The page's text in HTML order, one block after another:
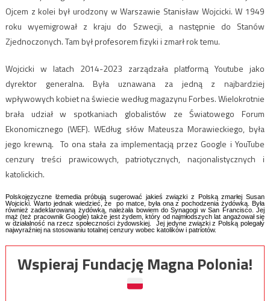
Ojcem z kolei był urodzony w Warszawie Stanisław Wojcicki. W 1949
roku wyemigrował z kraju do Szwecji, a następnie do Stanów
Zjednoczonych. Tam był profesorem fizyki i zmarł rok temu.
Wojcicki w latach 2014-2023 zarządzała platformą Youtube jako
dyrektor generalna. Była uznawana za jedną z najbardziej
wpływowych kobiet na świecie według magazynu Forbes. Wielokrotnie
brała udział w spotkaniach globalistów ze Światowego Forum
Ekonomicznego (WEF). WEdług słów Mateusza Morawieckiego, była
jego krewną. To ona stała za implementacją przez Google i YouTube
cenzury treści prawicowych, patriotycznych, nacjonalistycznych i
katolickich.
Polskojęzyczne łżemedia próbują sugerować jakieś związki z Polską zmarłej Susan
Wojcicki. Warto jednak wiedzieć, że po matce, była ona z pochodzenia żydówką. Była
również zadeklarowaną żydówką, należała bowiem do Synagogi w San Francisco. Jej
mąż (też pracownik Google) także jest żydem, który od najmłodszych lat angażował się
w działalność na rzecz społeczności żydowskiej. Jej jedyne związki z Polską polegały
najwyraźniej na stosowaniu totalnej cenzury wobec katolików i patriotów.
Wspieraj Fundację Magna Polonia!